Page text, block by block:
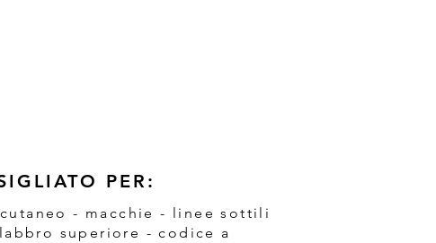
PER:
- macchie - linee sottili
superiore - codice a